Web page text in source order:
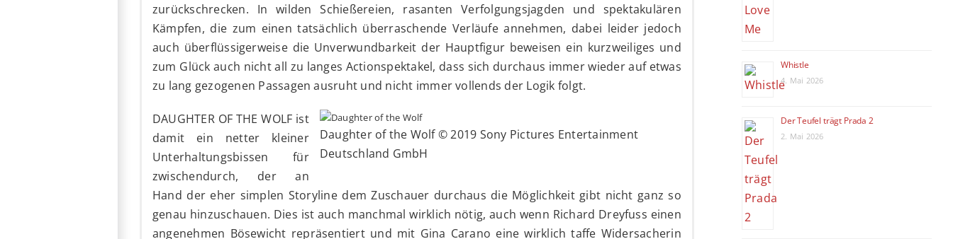
zurückschrecken. In wilden Schießereien, rasanten Verfolgungsjagden und spektakulären
Kämpfen, die zum einen tatsächlich überraschende Verläufe annehmen, dabei leider jedoch
auch überflüssigerweise die Unverwundbarkeit der Hauptfigur beweisen ein kurzweiliges und
zum Glück auch nicht all zu langes Actionspektakel, dass sich durchaus immer wieder auf etwas
zu lang gezogenen Passagen ausruht und nicht immer vollends der Logik folgt.
Daughter of the Wolf © 2019 Sony Pictures Entertainment
Deutschland GmbH
DAUGHTER OF THE WOLF ist
damit ein netter kleiner
Unterhaltungsbissen für
zwischendurch, der an
Hand der eher simplen Storyline dem Zuschauer durchaus die Möglichkeit gibt nicht ganz so
genau hinzuschauen. Dies ist auch manchmal wirklich nötig, auch wenn Richard Dreyfuss einen
angenehmen Bösewicht repräsentiert und mit Gina Carano eine wirklich taffe Widersacherin
Whistle
4. Mai 2026
Der Teufel trägt Prada 2
2. Mai 2026